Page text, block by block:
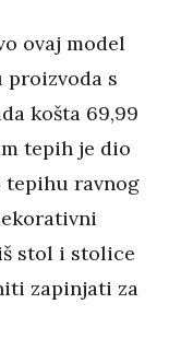
ovaj model
proizvoda s
košta 69,99
tepih je dio
tepihu ravnog
stol i stolice
zapinjati za